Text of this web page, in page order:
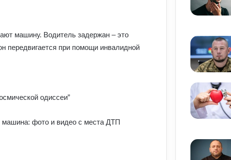
машину. Водитель задержан – это
передвигается при помощи инвалидной
одиссеи”
Прогноз магнітних бур на 1–2 серпня:
стало відомо, чи є загроза здоров’ю
військово-облікових документів
Чому українці обирають Німеччину